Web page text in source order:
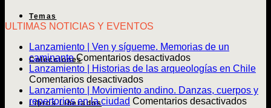
Temas
Colecciones
Libros Liberados
ULTIMAS NOTICIAS Y EVENTOS
Lanzamiento | Ven y sígueme. Memorias de un
caminante Comentarios desactivadosen
Lanzamiento
Ven
y
Lanzamiento | Historias de las arqueologías en Chile
Comentarios desactivadosen
Lanzamiento
|
Lanzamiento | Movimiento andino. Danzas, cuerpos y
repertorios en la ciudad Comentarios desactivadosen